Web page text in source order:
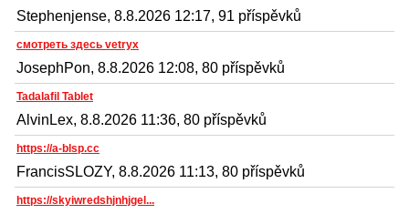
Stephenjense, 8.8.2026 12:17, 91 příspěvků
смотреть здесь vetryx
JosephPon, 8.8.2026 12:08, 80 příspěvků
Tadalafil Tablet
AlvinLex, 8.8.2026 11:36, 80 příspěvků
https://a-blsp.cc
FrancisSLOZY, 8.8.2026 11:13, 80 příspěvků
https://skyiwredshjnhjgel...